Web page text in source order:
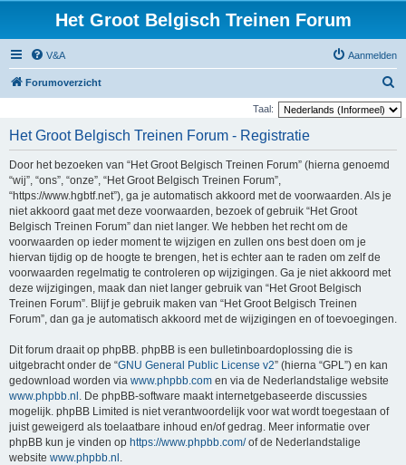
Het Groot Belgisch Treinen Forum
V&A Aanmelden
Forumoverzicht
o
Taal:
Het Groot Belgisch Treinen Forum - Registratie
Door het bezoeken van “Het Groot Belgisch Treinen Forum” (hierna genoemd
“wij”, “ons”, “onze”, “Het Groot Belgisch Treinen Forum”,
“https://www.hgbtf.net”), ga je automatisch akkoord met de voorwaarden. Als je
niet akkoord gaat met deze voorwaarden, bezoek of gebruik “Het Groot
Belgisch Treinen Forum” dan niet langer. We hebben het recht om de
voorwaarden op ieder moment te wijzigen en zullen ons best doen om je
hiervan tijdig op de hoogte te brengen, het is echter aan te raden om zelf de
voorwaarden regelmatig te controleren op wijzigingen. Ga je niet akkoord met
deze wijzigingen, maak dan niet langer gebruik van “Het Groot Belgisch
Treinen Forum”. Blijf je gebruik maken van “Het Groot Belgisch Treinen
Forum”, dan ga je automatisch akkoord met de wijzigingen en of toevoegingen.
Dit forum draait op phpBB. phpBB is een bulletinboardoplossing die is
uitgebracht onder de “GNU General Public License v2” (hierna “GPL”) en kan
gedownload worden via www.phpbb.com en via de Nederlandstalige website
www.phpbb.nl . De phpBB-software maakt internetgebaseerde discussies
mogelijk. phpBB Limited is niet verantwoordelijk voor wat wordt toegestaan of
juist geweigerd als toelaatbare inhoud en/of gedrag. Meer informatie over
phpBB kun je vinden op https://www.phpbb.com/of de Nederlandstalige
website www.phpbb.nl .